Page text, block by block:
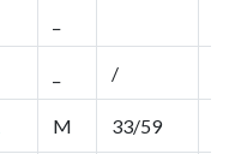
/
M 33/59